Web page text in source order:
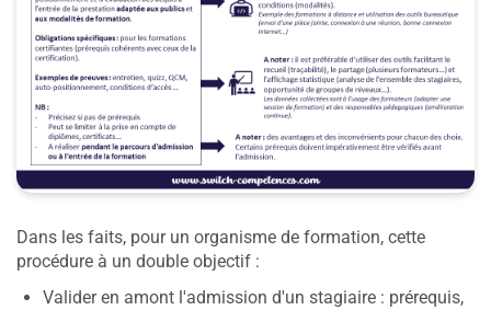
Dans les faits, pour un organisme de formation, cette
procédure à un double objectif :
Valider en amont l'admission d'un stagiaire : prérequis,